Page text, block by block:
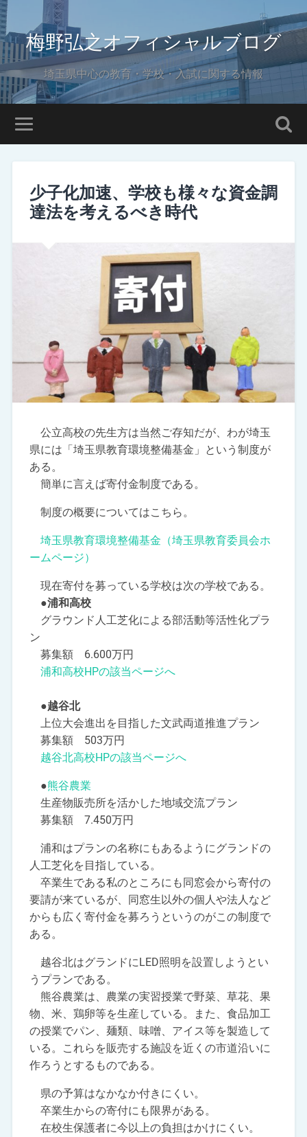
梅野弘之オフィシャルブログ
埼玉県中心の教育・学校・入試に関する情報
少子化加速、学校も様々な資金調
達法を考えるべき時代
公立高校の先生方は当然ご存知だが、わが埼玉
県には「埼玉県教育環境整備基金」という制度が
ある。
簡単に言えば寄付金制度である。
制度の概要についてはこちら。
埼玉県教育環境整備基金（埼玉県教育委員会ホ
ームページ）
現在寄付を募っている学校は次の学校である。
●浦和高校
グラウンド人工芝化による部活動等活性化プラ
ン
募集額 6.600万円
浦和高校HPの該当ページへ
●越谷北
上位大会進出を目指した文武両道推進プラン
募集額 503万円
越谷北高校HPの該当ページへ
●熊谷農業
生産物販売所を活かした地域交流プラン
募集額 7.450万円
浦和はプランの名称にもあるようにグランドの
人工芝化を目指している。
卒業生である私のところにも同窓会から寄付の
要請が来ているが、同窓生以外の個人や法人など
からも広く寄付金を募ろうというのがこの制度で
ある。
越谷北はグランドにLED照明を設置しようとい
うプランである。
熊谷農業は、農業の実習授業で野菜、草花、果
物、米、鶏卵等を生産している。また、食品加工
の授業でパン、麺類、味噌、アイス等を製造して
いる。これらを販売する施設を近くの市道沿いに
作ろうとするものである。
県の予算はなかなか付きにくい。
卒業生からの寄付にも限界がある。
在校生保護者に今以上の負担はかけにくい。